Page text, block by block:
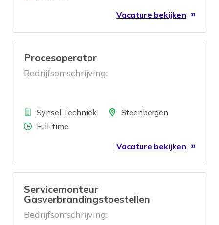
Vacature bekijken
Procesoperator
Bedrijfsomschrijving:
BedrijfSynsel Techniek LocatieSteenbergen
Aantal uren
Full-time
Vacature bekijken
Servicemonteur
Gasverbrandingstoestellen
Bedrijfsomschrijving: